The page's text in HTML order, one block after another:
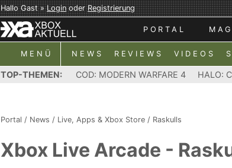
Hallo Gast »LoginoderRegistrierung
PORTAL
MENÜ NEWS REVIEWS VIDEOS
TOP-THEMEN: COD: MODERN WARFARE 4 HALO:
Portal / News / Live, Apps & Xbox Store / Raskulls
Xbox Live Arcade -